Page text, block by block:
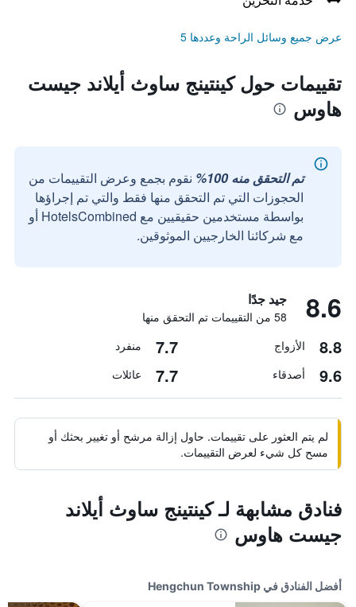
عرض جميع وسائل الراحة وعددها 5
تقييمات حول كينتينج ساوث أيلاند جيست
هاوس
تم التحقق منه 100%
نقوم بجمع وعرض التقييمات من
الحجوزات التي تم التحقق منها فقط والتي تم إجراؤها
بواسطة مستخدمين حقيقيين مع HotelsCombined أو
مع شركائنا الخارجيين الموثوقين.
8.6 جيد جدًا
58 من التقييمات تم التحقق منها
8.8 الأزواج 7.7 منفرد
9.6 أصدقاء 7.7 عائلات
لم يتم العثور على تقييمات. حاول إزالة مرشح أو تغيير بحثك أو
مسح كل شيء لعرض التقييمات.
فنادق مشابهة لـ كينتينج ساوث أيلاند
جيست هاوس
أفضل الفنادق في Hengchun Township